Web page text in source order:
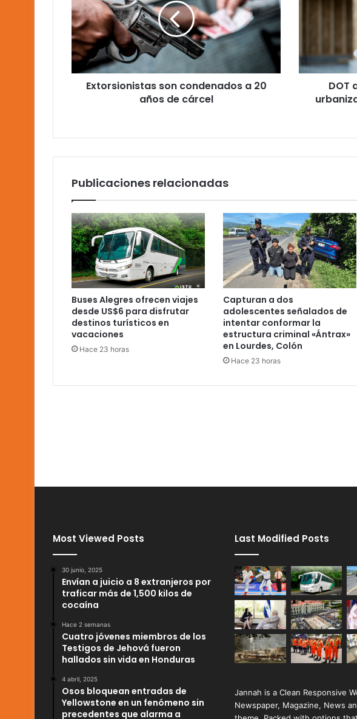
a
20
años
de
cárcel
Extorsionistas son condenados a 20
años de cárcel
construcción
a
nivel
DOT
Publicaciones relacionadas
Buses Alegres ofrecen viajes
desde US$6 para disfrutar
destinos turísticos en
vacaciones
Hace 23 horas
Capturan a dos
adolescentes señalados de
intentar conformar la
estructura criminal «Ántrax»
en Lourdes, Colón
Hace 23 horas
Most Viewed Posts
30 junio, 2025
Envían a juicio a 8 extranjeros por
traficar más de 1,500 kilos de
cocaína
Hace 2 semanas
Cuatro jóvenes miembros de los
Testigos de Jehová fueron
hallados sin vida en Honduras
4 abril, 2025
Osos bloquean entradas de
Yellowstone en un fenómeno sin
precedentes que alarma a
Last Modified Posts
Jannah is a Clean Responsive
Newspaper, Magazine, News